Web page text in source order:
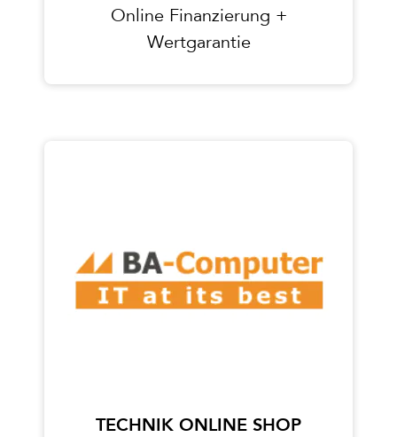
Online Finanzierung +
Wertgarantie
TECHNIK ONLINE SHOP